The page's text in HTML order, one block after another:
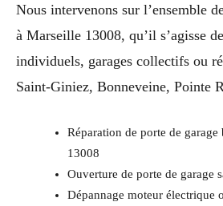
Nous intervenons sur l’ensemble
à Marseille 13008, qu’il s’agisse
individuels, garages collectifs ou
Saint-Giniez, Bonneveine, Pointe
Réparation de porte de
13008
Ouverture de porte de garage
Dépannage moteur électrique